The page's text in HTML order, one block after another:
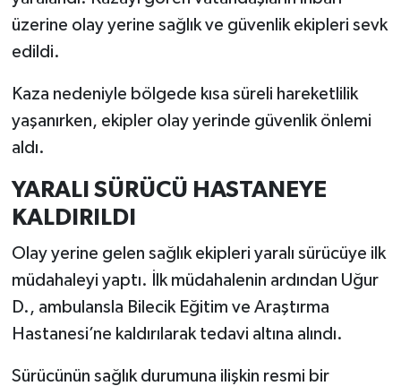
üzerine olay yerine sağlık ve güvenlik ekipleri sevk
edildi.
Kaza nedeniyle bölgede kısa süreli hareketlilik
yaşanırken, ekipler olay yerinde güvenlik önlemi
aldı.
YARALI SÜRÜCÜ HASTANEYE
KALDIRILDI
Olay yerine gelen sağlık ekipleri yaralı sürücüye ilk
müdahaleyi yaptı. İlk müdahalenin ardından Uğur
D., ambulansla Bilecik Eğitim ve Araştırma
Hastanesi’ne kaldırılarak tedavi altına alındı.
Sürücünün sağlık durumuna ilişkin resmi bir